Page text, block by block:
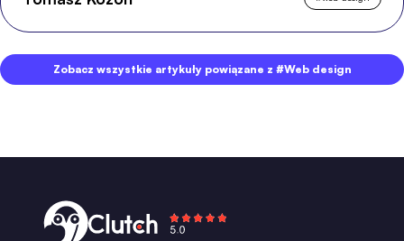
Zobacz wszystkie artykuły powiązane z #Web design